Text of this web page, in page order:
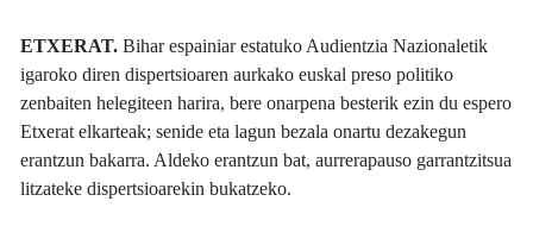
ETXERAT. Bihar espainiar estatuko Audientzia Nazionaletik
igaroko diren dispertsioaren aurkako euskal preso politiko
zenbaiten helegiteen harira, bere onarpena besterik ezin du espero
Etxerat elkarteak; senide eta lagun bezala onartu dezakegun
erantzun bakarra. Aldeko erantzun bat, aurrerapauso garrantzitsua
litzateke dispertsioarekin bukatzeko.